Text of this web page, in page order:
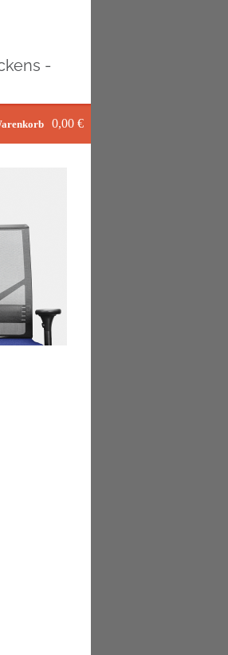
-
0,00 €